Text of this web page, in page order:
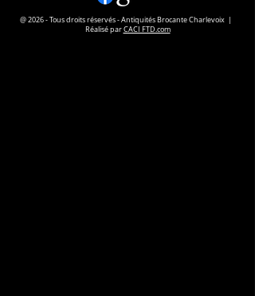
@ 2026 - Tous droits réservés - Antiquités Brocante Charlevoix |
Réalisé parCACI FTD.com